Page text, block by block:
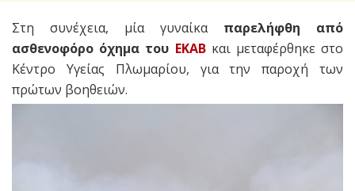
Στη συνέχεια, μία γυναίκα παρελήφθη από
ασθενοφόρο όχημα του ΕΚΑΒ και μεταφέρθηκε στο
Κέντρο Υγείας Πλωμαρίου, για την παροχή των
πρώτων βοηθειών.